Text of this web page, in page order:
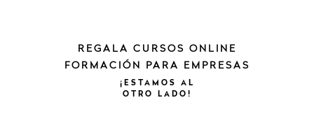
REGALA CURSOS ONLINE
FORMACIÓN PARA EMPRESAS
¡ESTAMOS
AL
OTRO
LADO!